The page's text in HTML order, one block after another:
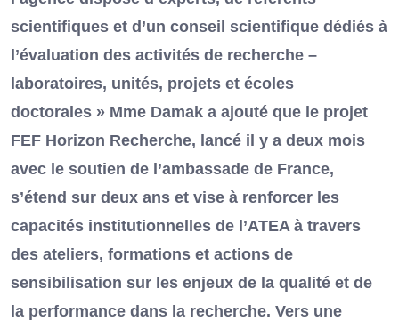
scientifiques et d’un conseil scientifique dédiés à
l’évaluation des activités de recherche –
laboratoires, unités, projets et écoles
doctorales » Mme Damak a ajouté que le projet
FEF Horizon Recherche, lancé il y a deux mois
avec le soutien de l’ambassade de France,
s’étend sur deux ans et vise à renforcer les
capacités institutionnelles de l’ATEA à travers
des ateliers, formations et actions de
sensibilisation sur les enjeux de la qualité et de
la performance dans la recherche. Vers une